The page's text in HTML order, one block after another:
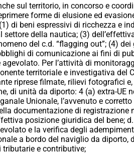
sul territorio, in concorso e
forme di elusione ed
di beni espressivi di ricchezza e
della nautica; (3)
del c.d. “flagging out”; (4) dei
di comunicazione ai fini di
Per l’attività di
territoriale e investigativa del
riprese filmate, rilievi fotografici
di unità da diporto: 4 (a) extra-UE
Unionale, l’avvenuto e
documentazione di registrazione
posizione giuridica del bene;
e la verifica degli
a bordo del naviglio da diporto,
e contributive;